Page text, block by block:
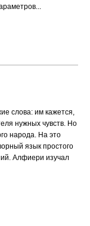
слова: им кажется,
нужных чувств. Но
народа. На это
язык простого
Алфиери изучал